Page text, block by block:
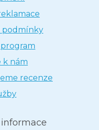
podmínky
k nám
recenze